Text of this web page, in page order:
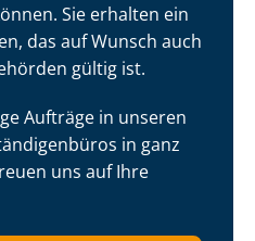
Sie erhalten ein
das auf Wunsch auch
gültig ist.
Aufträge in unseren
in ganz
uns auf Ihre